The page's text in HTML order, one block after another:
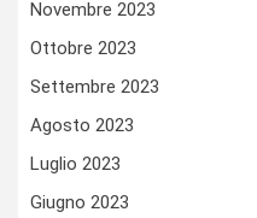
Novembre 2023
Ottobre 2023
Settembre 2023
Agosto 2023
Luglio 2023
Giugno 2023